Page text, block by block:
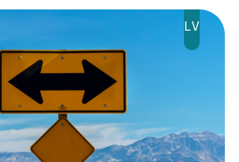
Festivāls
Programma
Arhīvs
LV